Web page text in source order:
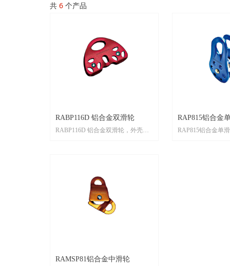
共 6 个产品
RABP116D 铝合金双滑轮
RABP116D 铝合金双滑轮，外壳采
RAP815铝合金
RAP815铝合金单
RAMSP81铝合金中滑轮